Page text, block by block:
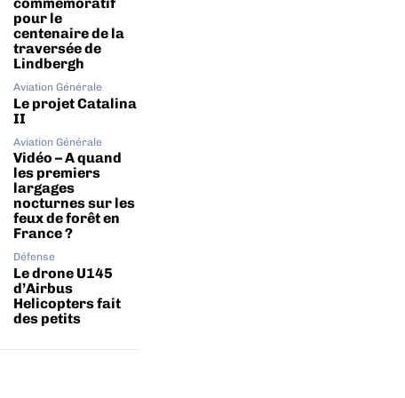
pour le
centenaire de la
traversée de
Lindbergh
Aviation Générale
Le projet Catalina
II
Aviation Générale
Vidéo – A quand
les premiers
largages
nocturnes sur les
feux de forêt en
France ?
Défense
Le drone U145
d’Airbus
Helicopters fait
des petits